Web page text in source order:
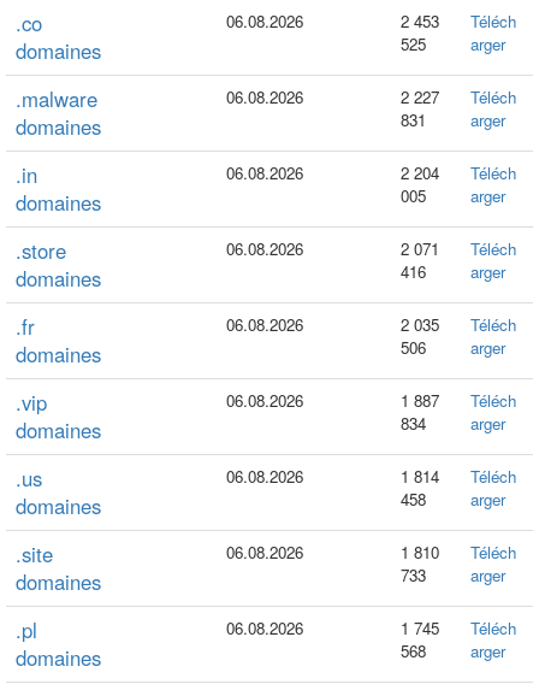
.co
domaines
06.08.2026
2 453
525
Téléch
arger
.malware
domaines
06.08.2026
2 227
831
Téléch
arger
.in
domaines
06.08.2026
2 204
005
Téléch
arger
.store
domaines
06.08.2026
2 071
416
Téléch
arger
.fr
domaines
06.08.2026
2 035
506
Téléch
arger
.vip
domaines
06.08.2026
1 887
834
Téléch
arger
.us
domaines
06.08.2026
1 814
458
Téléch
arger
.site
domaines
06.08.2026
1 810
733
Téléch
arger
.pl
domaines
06.08.2026
1 745
568
Téléch
arger